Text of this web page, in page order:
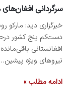
سرگردانی
خبرگزاری دید: مارکو
افغانستانی
نیروهای ویژه پیشین…
ادامه مطلب »